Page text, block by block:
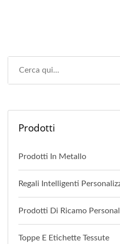
Prodotti
Prodotti In Metallo
Regali Intelligenti
Prodotti Di Ricamo
Toppe E Etichette Tessute